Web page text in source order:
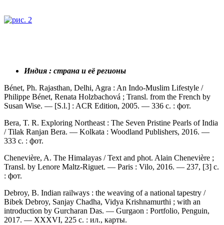
Индия : страна и её регионы
Bénet, Ph. Rajasthan, Delhi, Agra : An Indo-Muslim Lifestyle /
Philippe Bénet, Renata Holzbachová ; Transl. from the French by
Susan Wise. — [S.l.] : ACR Edition, 2005. — 336 с. : фот.
Bera, T. R. Exploring Northeast : The Seven Pristine Pearls of India
/ Tilak Ranjan Bera. — Kolkata : Woodland Publishers, 2016. —
333 с. : фот.
Chenevière, A. The Himalayas / Text and phot. Alain Chenevière ;
Transl. by Lenore Maltz-Riguet. — Paris : Vilo, 2016. — 237, [3] с.
: фот.
Debroy, B. Indian railways : the weaving of a national tapestry /
Bibek Debroy, Sanjay Chadha, Vidya Krishnamurthi ; with an
introduction by Gurcharan Das. — Gurgaon : Portfolio, Penguin,
2017. — XXXVI, 225 c. : ил., карты.